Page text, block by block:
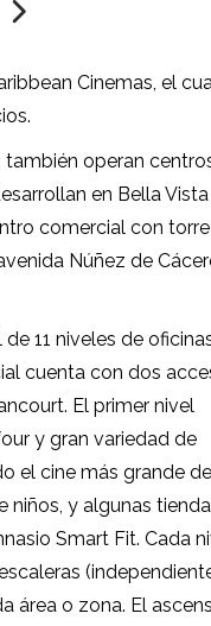
Cinemas, el
también operan
en Bella
comercial con torre
Núñez de
11 niveles de
cuenta con dos
El primer nivel
y gran variedad de
el cine más grande
y algunas
Smart Fit. Cada
área o zona. El